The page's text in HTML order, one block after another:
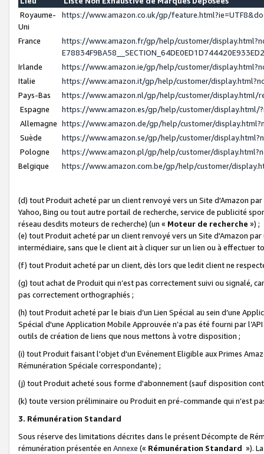
Royaume-
Uni
https://www.amazon.co.uk/gp/
France
https://www.amazon.fr/gp/help/customer/
Irlande
https://www.amazon.ie/gp/help/customer/
Italie
https://www.amazon.it/gp/help/customer/
Pays-Bas
https://www.amazon.nl/gp/help/customer/display.html/
Espagne
https://www.amazon.es/gp/help/customer/display.html/
Allemagne https://www.amazon.de/gp/help/customer/
Suède
https://www.amazon.se/gp/help/customer/
Pologne
https://www.amazon.pl/gp/help/customer/
Belgique
https://www.amazon.com.be/gp/help/customer/
(d) tout Produit acheté par un client renvoyé vers un Site d'Amazon
Yahoo, Bing ou tout autre portail de recherche, service de publicité
réseau desdits moteurs de recherche) (un « Moteur de recherche ») ;
(e) tout Produit acheté par un client renvoyé vers un Site d'Amazon
intermédiaire, sans que le client ait à cliquer sur un lien ou à
(f) tout Produit acheté par un client, dès lors que ledit client ne
(g) tout achat de Produit qui n’est pas correctement suivi ou signalé,
pas correctement orthographiés ;
(h) tout Produit acheté par le biais d’un Lien Spécial au sein d’une
Spécial d'une Application Mobile Approuvée n’a pas été fourni par
outils de création de liens que nous mettons à votre disposition ;
(i) tout Produit faisant l'objet d'un Evénement Eligible aux Primes
Rémunération Spéciale correspondante) ;
(j) tout Produit acheté sous forme d'abonnement (sauf disposition
(k) toute version préliminaire ou Produit en pré-commande qui n’est
3. Rémunération Standard
Sous réserve des limitations décrites dans le présent Décompte de
rémunération présentée en Annexe (« Rémunération Standard »).